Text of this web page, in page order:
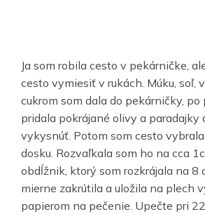
Ja som robila cesto v pekárničke,
cesto vymiesiť v rukách. Múku, soľ,
cukrom som dala do pekárničky, po
pridala pokrájané olivy a paradajky
vykysnúť. Potom som cesto
dosku. Rozvaľkala som ho na cca
obdĺžnik, ktorý som rozkrájala na 8
mierne zakrútila a uložila na plech
papierom na pečenie. Upečte pri